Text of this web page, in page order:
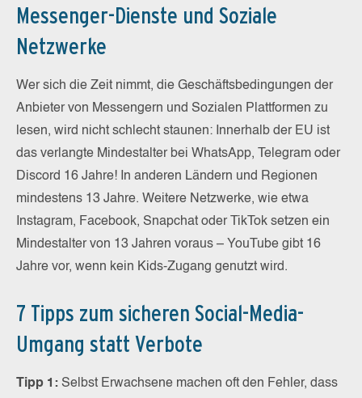
Messenger-Dienste und Soziale
Netzwerke
Wer sich die Zeit nimmt, die Geschäftsbedingungen der
Anbieter von Messengern und Sozialen Plattformen zu
lesen, wird nicht schlecht staunen: Innerhalb der EU ist
das verlangte Mindestalter bei WhatsApp, Telegram oder
Discord 16 Jahre! In anderen Ländern und Regionen
mindestens 13 Jahre. Weitere Netzwerke, wie etwa
Instagram, Facebook, Snapchat oder TikTok setzen ein
Mindestalter von 13 Jahren voraus – YouTube gibt 16
Jahre vor, wenn kein Kids-Zugang genutzt wird.
7 Tipps zum sicheren Social-Media-
Umgang statt Verbote
Tipp 1: Selbst Erwachsene machen oft den Fehler, dass